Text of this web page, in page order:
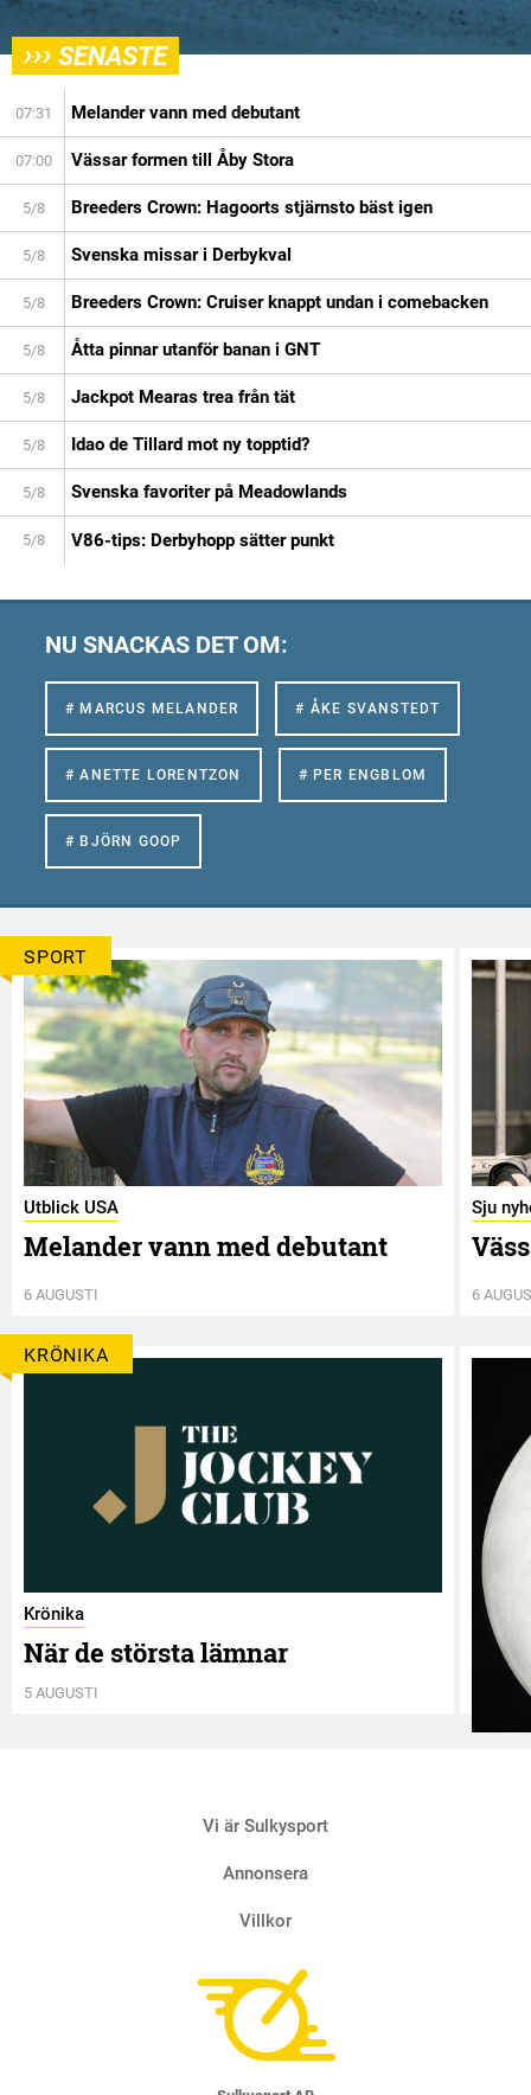
››› SENASTE
07:31 Melander vann med debutant
07:00 Vässar formen till Åby Stora
5/8 Breeders Crown: Hagoorts stjärnsto bäst igen
5/8 Svenska missar i Derbykval
5/8 Breeders Crown: Cruiser knappt undan i comebacken
5/8 Åtta pinnar utanför banan i GNT
5/8 Jackpot Mearas trea från tät
5/8 Idao de Tillard mot ny topptid?
5/8 Svenska favoriter på Meadowlands
5/8 V86-tips: Derbyhopp sätter punkt
NU SNACKAS DET OM:
# MARCUS MELANDER # ÅKE SVANSTEDT
# ANETTE LORENTZON # PER ENGBLOM
# BJÖRN GOOP
SPORT
Utblick USA
Melander vann med debutant
6 AUGUSTI
Sju
6
KRÖNIKA
Krönika
När de största lämnar
5 AUGUSTI
Vi är Sulkysport
Annonsera
Villkor